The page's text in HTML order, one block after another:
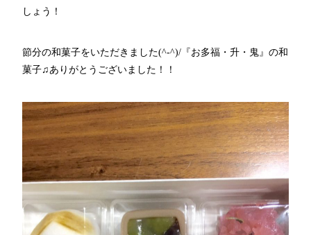
しょう！
節分の和菓子をいただきました(^-^)/『お多福・升・鬼』の和
菓子♫ありがとうございました！！